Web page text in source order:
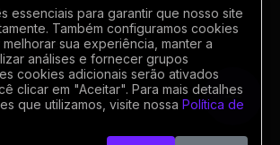
essenciais para garantir que nosso site
Também configuramos cookies
sua experiência, manter a
análises e fornecer grupos
cookies adicionais serão ativados
clicar em "Aceitar". Para mais detalhes
que utilizamos, visite nossa Política de